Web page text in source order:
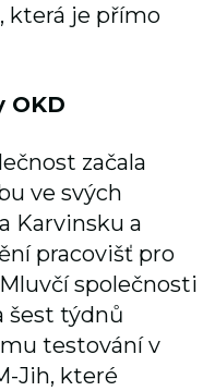
která je přímo
OKD
začala
ve svých
Karvinsku a
pracovišť pro
společnosti
šest týdnů
testování v
Jih, které